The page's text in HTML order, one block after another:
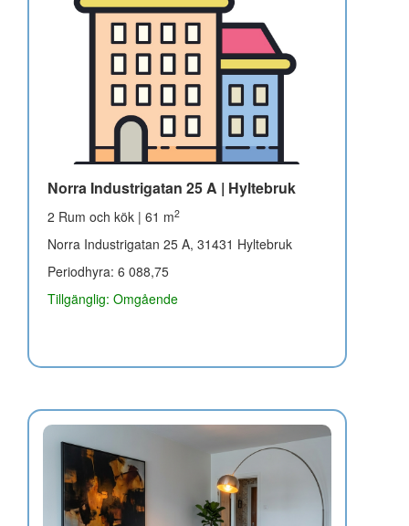
Norra Industrigatan 25 A | Hyltebruk
2 Rum och kök | 61 m2
Norra Industrigatan 25 A, 31431 Hyltebruk
Periodhyra: 6 088,75
Tillgänglig: Omgående